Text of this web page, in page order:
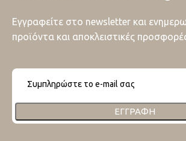
Εγγραφείτε στο newsletter και
προϊόντα και αποκλειστικές
ΕΓΓΡΑΦΉ